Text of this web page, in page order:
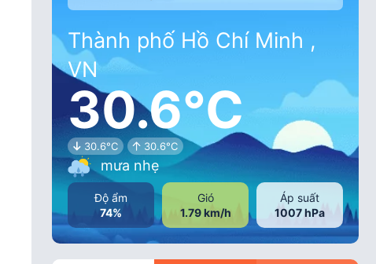
Thành phố Hồ Chí Minh ,
VN
30.6°C
30.6°C 30.6°C
mưa nhẹ
Độ ẩm
74%
Gió
1.79 km/h
Áp suất
1007 hPa